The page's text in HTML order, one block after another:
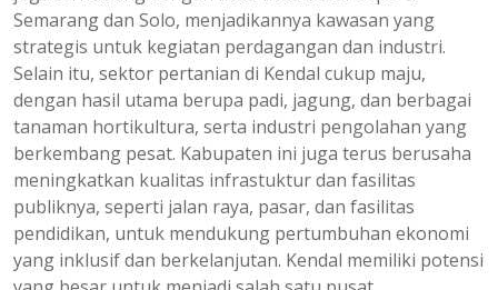
Semarang dan Solo, menjadikannya kawasan yang
strategis untuk kegiatan perdagangan dan industri.
Selain itu, sektor pertanian di Kendal cukup maju,
dengan hasil utama berupa padi, jagung, dan berbagai
tanaman hortikultura, serta industri pengolahan yang
berkembang pesat. Kabupaten ini juga terus berusaha
meningkatkan kualitas infrastuktur dan fasilitas
publiknya, seperti jalan raya, pasar, dan fasilitas
pendidikan, untuk mendukung pertumbuhan ekonomi
yang inklusif dan berkelanjutan. Kendal memiliki potensi